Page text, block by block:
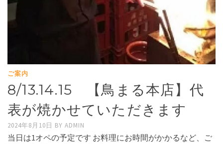
ご案内
8/13.14.15 【鳥まる本店】代
表が焼かせていただきます
2024年8月10日 BY ADMIN
当日は1オペの予定です お料理にお時間がかかるなど、ご